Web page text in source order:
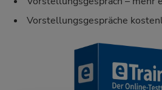
Vorstellungsgespräche